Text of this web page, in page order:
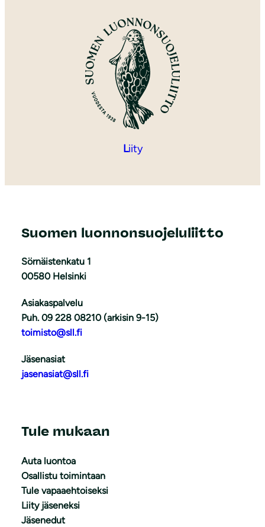
Liity
Suomen luonnonsuojeluliitto
Sörnäistenkatu 1
00580 Helsinki
Asiakaspalvelu
Puh. 09 228 08210 (arkisin 9-15)
toimisto@sll.fi
Jäsenasiat
jasenasiat@sll.fi
Tule mukaan
Auta luontoa
Osallistu toimintaan
Tule vapaaehtoiseksi
Liity jäseneksi
Jäsenedut